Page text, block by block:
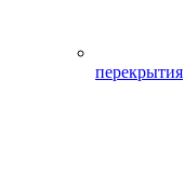
перекрытия